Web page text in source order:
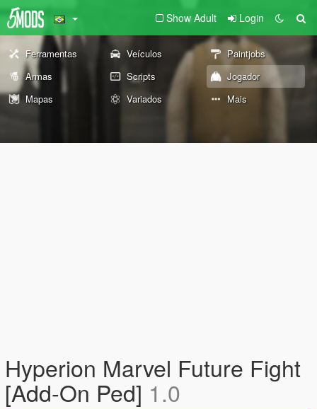
Show Adult Login
Ferramentas Veículos
Paintjobs
Armas
Scripts
Jogador
Mapas
Variados Mais
Hyperion Marvel Future Fight
[Add-On Ped] 1.0